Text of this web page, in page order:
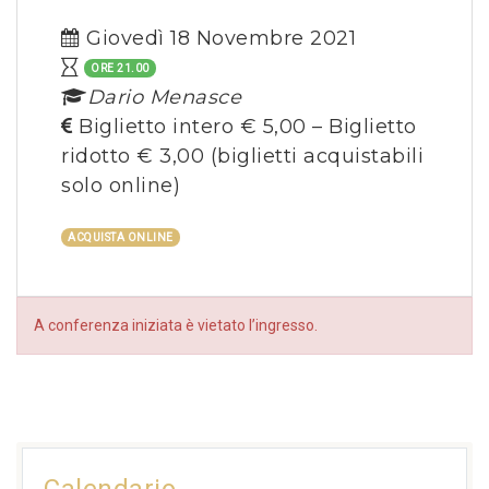
Giovedì 18 Novembre 2021
ORE 21.00
Dario Menasce
Biglietto intero € 5,00 – Biglietto
ridotto € 3,00 (biglietti acquistabili
solo online)
ACQUISTA ONLINE
A conferenza iniziata è vietato l’ingresso.